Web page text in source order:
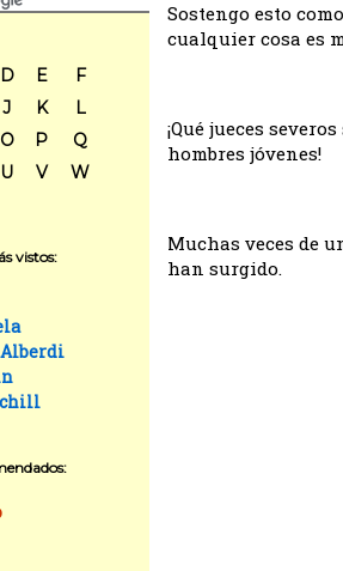
D E
F
J
K
L
O
P
Q
U
V W
vistos:
Sostengo esto
cualquier cosa es
¡Qué jueces
hombres jóvenes!
Muchas veces de
han surgido.